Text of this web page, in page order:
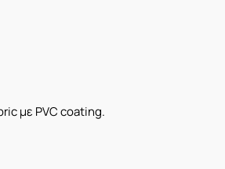
με PVC coating.